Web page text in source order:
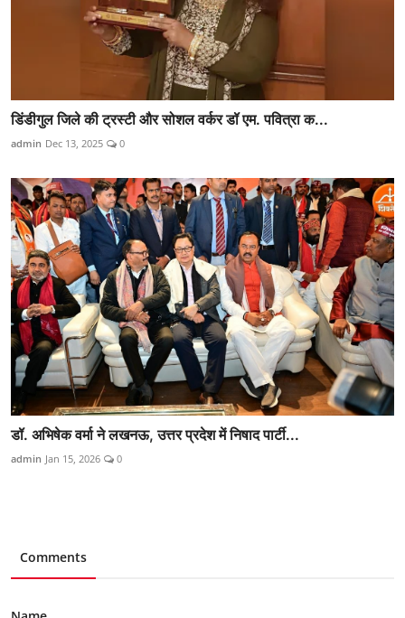
डिंडीगुल जिले की ट्रस्टी और सोशल वर्कर डॉ एम. पवित्रा क...
admin Dec 13, 2025 0
डॉ. अभिषेक वर्मा ने लखनऊ, उत्तर प्रदेश में निषाद पार्टी...
admin Jan 15, 2026 0
Comments